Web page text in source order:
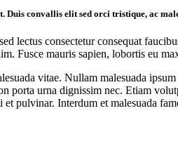
convallis elit sed orci tristique, ac
lectus consectetur consequat
Fusce mauris sapien, lobortis eu
vitae. Nullam malesuada
porta urna dignissim nec. Etiam
pulvinar. Interdum et malesuada